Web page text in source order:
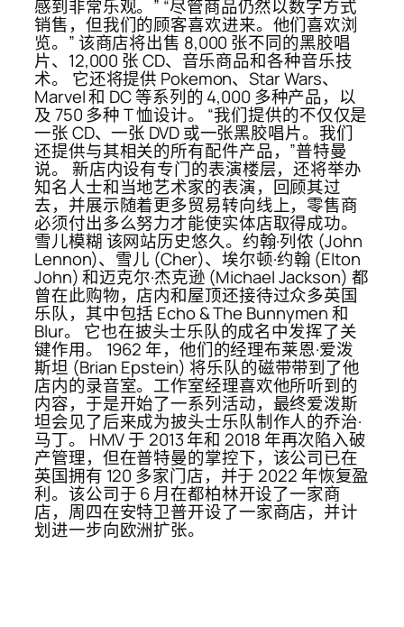
感到非常乐观。” “尽管商品仍然以数字方式
销售，但我们的顾客喜欢进来。他们喜欢浏
览。” 该商店将出售 8,000 张不同的黑胶唱
片、12,000 张 CD、音乐商品和各种音乐技
术。 它还将提供 Pokemon、Star Wars、
Marvel 和 DC 等系列的 4,000 多种产品，以
及 750 多种 T 恤设计。 “我们提供的不仅仅是
一张 CD、一张 DVD 或一张黑胶唱片。我们
还提供与其相关的所有配件产品，”普特曼
说。 新店内设有专门的表演楼层，还将举办
知名人士和当地艺术家的表演，回顾其过
去，并展示随着更多贸易转向线上，零售商
必须付出多么努力才能使实体店取得成功。
雪儿模糊 该网站历史悠久。约翰·列侬 (John
Lennon)、雪儿 (Cher)、埃尔顿·约翰 (Elton
John) 和迈克尔·杰克逊 (Michael Jackson) 都
曾在此购物，店内和屋顶还接待过众多英国
乐队，其中包括 Echo & The Bunnymen 和
Blur。 它也在披头士乐队的成名中发挥了关
键作用。 1962 年，他们的经理布莱恩·爱泼
斯坦 (Brian Epstein) 将乐队的磁带带到了他
店内的录音室。工作室经理喜欢他所听到的
内容，于是开始了一系列活动，最终爱泼斯
坦会见了后来成为披头士乐队制作人的乔治·
马丁。 HMV 于 2013 年和 2018 年再次陷入破
产管理，但在普特曼的掌控下，该公司已在
英国拥有 120 多家门店，并于 2022 年恢复盈
利。该公司于 6 月在都柏林开设了一家商
店，周四在安特卫普开设了一家商店，并计
划进一步向欧洲扩张。